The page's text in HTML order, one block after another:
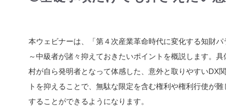
本ウェビナーは、「第４次産業革命時代に変化する知財
～中級者が諸々抑えておきたいポイントを概説します。
村が自ら発明者となって体感した、意外と取りやすいDX
トを抑えることで、無駄な限定を含む権利や権利行使が
することができるようになります。